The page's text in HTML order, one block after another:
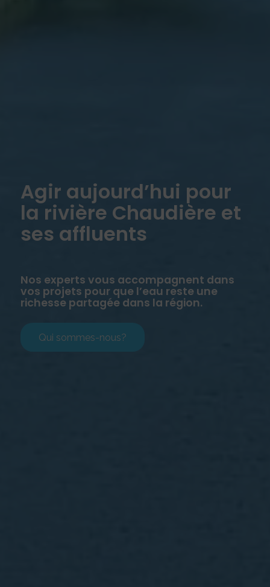
Agir aujourd’hui pour
la rivière Chaudière et
ses affluents
Nos experts vous accompagnent dans
vos projets pour que l’eau reste une
richesse partagée dans la région.
Qui sommes-nous?